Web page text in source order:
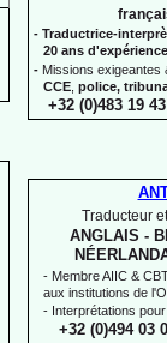
- Traductrice-
20 ans
- Missions exigeantes
CCE police,
+32 (0)483 19
Traducteur
ANGLAIS -
- Membre AIIC &
aux institutions de
- Interprétations
+32 (0)494 03